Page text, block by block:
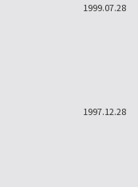
1999.07.28
1997.12.28